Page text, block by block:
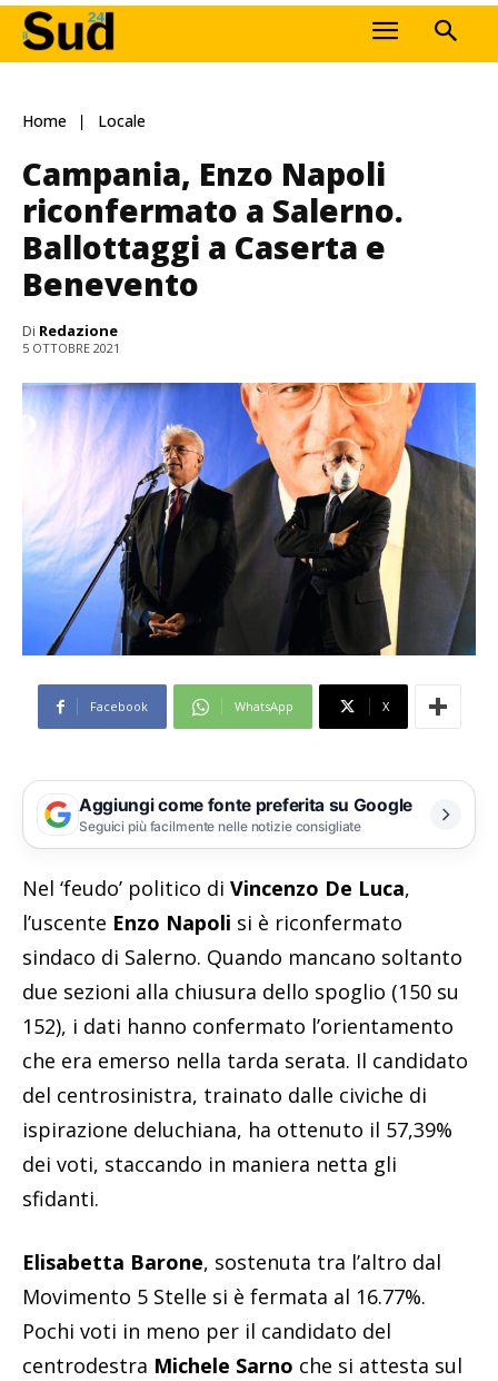
Home Locale
Campania, Enzo Napoli
riconfermato a Salerno.
Ballottaggi a Caserta e
Benevento
Di Redazione
5 OTTOBRE 2021
Facebook WhatsApp X
Aggiungi come fonte preferita su Google
Seguici più facilmente nelle notizie consigliate
Nel ‘feudo’ politico di Vincenzo De Luca,
l’uscente Enzo Napoli si è riconfermato
sindaco di Salerno. Quando mancano soltanto
due sezioni alla chiusura dello spoglio (150 su
152), i dati hanno confermato l’orientamento
che era emerso nella tarda serata. Il candidato
del centrosinistra, trainato dalle civiche di
ispirazione deluchiana, ha ottenuto il 57,39%
dei voti, staccando in maniera netta gli
sfidanti.
Elisabetta Barone, sostenuta tra l’altro dal
Movimento 5 Stelle si è fermata al 16.77%.
Pochi voti in meno per il candidato del
centrodestra Michele Sarno che si attesta sul